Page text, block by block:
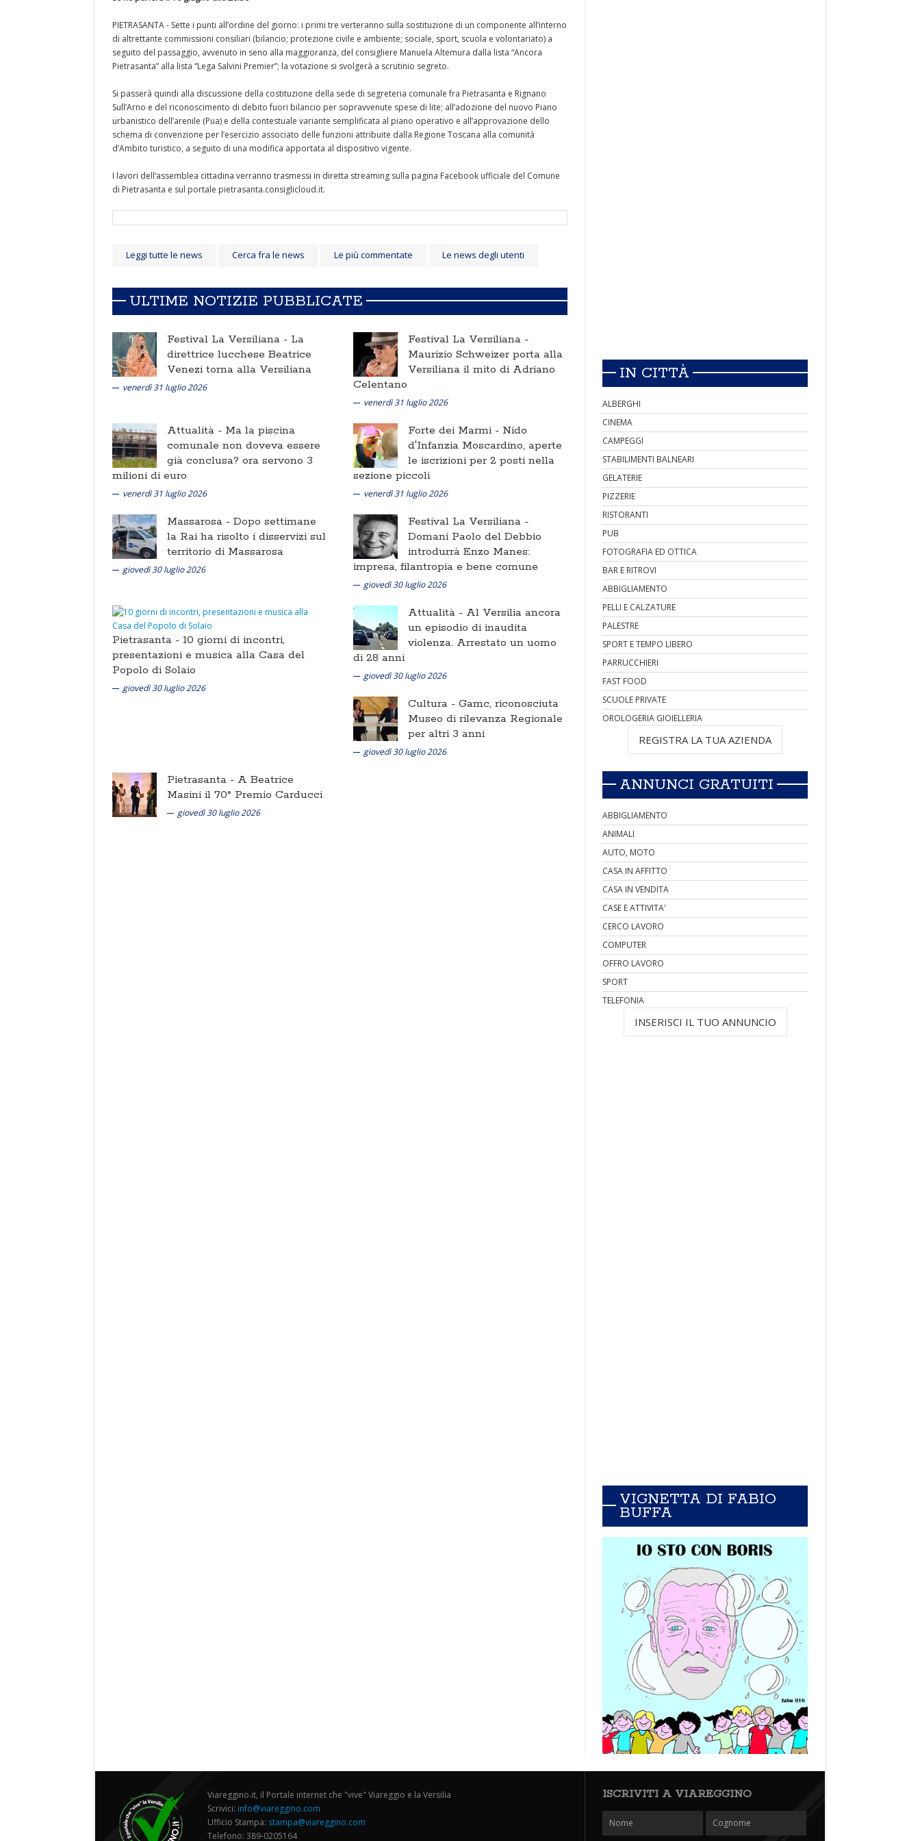
PIETRASANTA - Sette i punti all’ordine del giorno: i primi tre verteranno sulla sostituzione di un componente all’interno
di altrettante commissioni consiliari (bilancio; protezione civile e ambiente; sociale, sport, scuola e volontariato) a
seguito del passaggio, avvenuto in seno alla maggioranza, del consigliere Manuela Altemura dalla lista “Ancora
Pietrasanta” alla lista “Lega Salvini Premier”; la votazione si svolgerà a scrutinio segreto.
Si passerà quindi alla discussione della costituzione della sede di segreteria comunale fra Pietrasanta e Rignano
Sull’Arno e del riconoscimento di debito fuori bilancio per sopravvenute spese di lite; all’adozione del nuovo Piano
urbanistico dell’arenile (Pua) e della contestuale variante semplificata al piano operativo e all’approvazione dello
schema di convenzione per l’esercizio associato delle funzioni attribuite dalla Regione Toscana alla comunità
d’Ambito turistico, a seguito di una modifica apportata al dispositivo vigente.
I lavori dell’assemblea cittadina verranno trasmessi in diretta streaming sulla pagina Facebook ufficiale del Comune
di Pietrasanta e sul portale pietrasanta.consiglicloud.it.
Leggi tutte le news Cerca fra le news Le più commentate Le news degli utenti
ULTIME NOTIZIE PUBBLICATE
Festival La Versiliana - La
direttrice lucchese Beatrice
Venezi torna alla Versiliana
venerdì 31 luglio 2026
Festival La Versiliana -
Maurizio Schweizer porta alla
Versiliana il mito di Adriano
Celentano
venerdì 31 luglio 2026
Attualità - Ma la piscina
comunale non doveva essere
già conclusa? ora servono 3
milioni di euro
venerdì 31 luglio 2026
Forte dei Marmi - Nido
d'Infanzia Moscardino, aperte
le iscrizioni per 2 posti nella
sezione piccoli
venerdì 31 luglio 2026
Massarosa - Dopo settimane
la Rai ha risolto i disservizi sul
territorio di Massarosa
giovedì 30 luglio 2026
Festival La Versiliana -
Domani Paolo del Debbio
introdurrà Enzo Manes:
impresa, filantropia e bene comune
giovedì 30 luglio 2026
Pietrasanta - 10 giorni di incontri,
presentazioni e musica alla Casa del
Popolo di Solaio
giovedì 30 luglio 2026
Attualità - Al Versilia ancora
un episodio di inaudita
violenza. Arrestato un uomo
di 28 anni
giovedì 30 luglio 2026
Cultura - Gamc, riconosciuta
Museo di rilevanza Regionale
per altri 3 anni
giovedì 30 luglio 2026
Pietrasanta - A Beatrice
Masini il 70° Premio Carducci
giovedì 30 luglio 2026
IN CITTÀ
ALBERGHI
CINEMA
CAMPEGGI
STABILIMENTI BALNEARI
GELATERIE
PIZZERIE
RISTORANTI
PUB
FOTOGRAFIA ED OTTICA
BAR E RITROVI
ABBIGLIAMENTO
PELLI E CALZATURE
PALESTRE
SPORT E TEMPO LIBERO
PARRUCCHIERI
FAST FOOD
SCUOLE PRIVATE
OROLOGERIA GIOIELLERIA
REGISTRA LA TUA AZIENDA
ANNUNCI GRATUITI
ABBIGLIAMENTO
ANIMALI
AUTO, MOTO
CASA IN AFFITTO
CASA IN VENDITA
CASE E ATTIVITA'
CERCO LAVORO
COMPUTER
OFFRO LAVORO
SPORT
TELEFONIA
INSERISCI IL TUO ANNUNCIO
VIGNETTA DI FABIO
BUFFA
Viareggino.it, il Portale internet che "vive" Viareggio e la Versilia
Scrivici: info@viareggino.com
Ufficio Stampa: stampa@viareggino.com
Telefono: 389-0205164
ISCRIVITI A VIAREGGINO